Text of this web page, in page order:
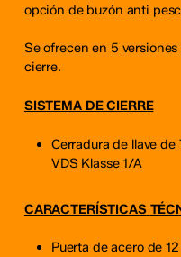
opción de buzón anti
Se ofrecen en 5
cierre.
SISTEMA DE CIERRE
Cerradura de llave
VDS Klasse 1/A
CARACTERÍSTICAS
Puerta de acero de